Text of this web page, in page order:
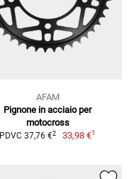
AFAM
Pignone in acciaio per
motocross
PDVC 37,76 €2 33,98 €1